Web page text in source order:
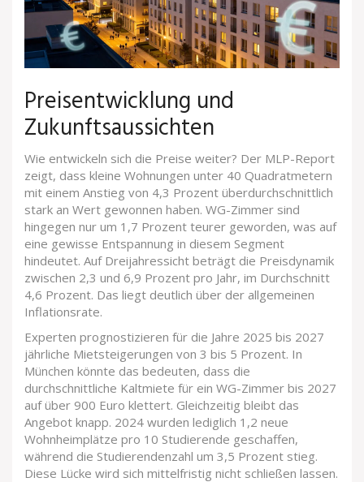
Preisentwicklung und
Zukunftsaussichten
Wie entwickeln sich die Preise weiter? Der MLP-Report
zeigt, dass kleine Wohnungen unter 40 Quadratmetern
mit einem Anstieg von 4,3 Prozent überdurchschnittlich
stark an Wert gewonnen haben. WG-Zimmer sind
hingegen nur um 1,7 Prozent teurer geworden, was auf
eine gewisse Entspannung in diesem Segment
hindeutet. Auf Dreijahressicht beträgt die Preisdynamik
zwischen 2,3 und 6,9 Prozent pro Jahr, im Durchschnitt
4,6 Prozent. Das liegt deutlich über der allgemeinen
Inflationsrate.
Experten prognostizieren für die Jahre 2025 bis 2027
jährliche Mietsteigerungen von 3 bis 5 Prozent. In
München könnte das bedeuten, dass die
durchschnittliche Kaltmiete für ein WG-Zimmer bis 2027
auf über 900 Euro klettert. Gleichzeitig bleibt das
Angebot knapp. 2024 wurden lediglich 1,2 neue
Wohnheimplätze pro 10 Studierende geschaffen,
während die Studierendenzahl um 3,5 Prozent stieg.
Diese Lücke wird sich mittelfristig nicht schließen lassen.